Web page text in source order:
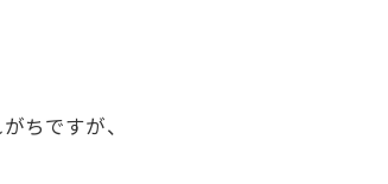
ちですが、